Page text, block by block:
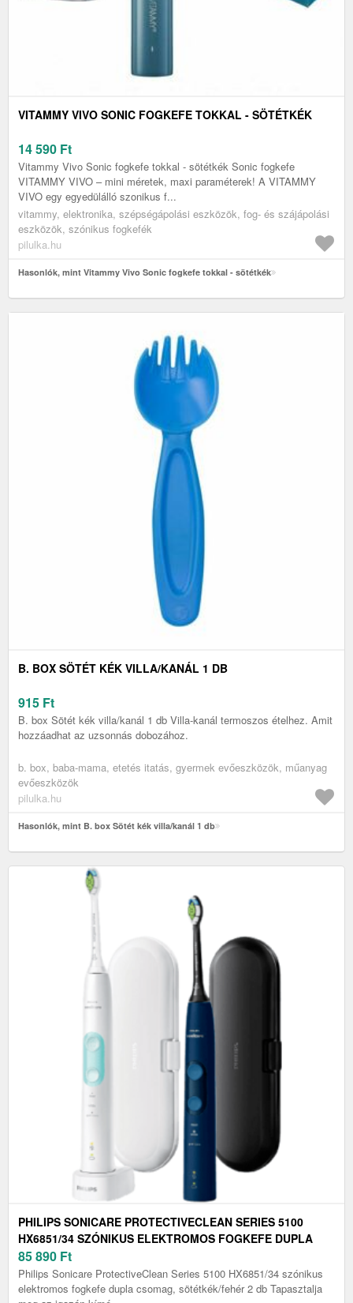
VITAMMY VIVO SONIC FOGKEFE TOKKAL - SÖTÉTKÉK
14 590 Ft
Vitammy Vivo Sonic fogkefe tokkal - sötétkék Sonic fogkefe
VITAMMY VIVO – mini méretek, maxi paraméterek! A VITAMMY
VIVO egy egyedülálló szonikus f...
vitammy, elektronika, szépségápolási eszközök, fog- és szájápolási
eszközök, szónikus fogkefék
pilulka.hu
Hasonlók, mint Vitammy Vivo Sonic fogkefe tokkal - sötétkék
B. BOX SÖTÉT KÉK VILLA/KANÁL 1 DB
915 Ft
B. box Sötét kék villa/kanál 1 db Villa-kanál termoszos ételhez. Amit
hozzáadhat az uzsonnás dobozához.
b. box, baba-mama, etetés itatás, gyermek evőeszközök, műanyag
evőeszközök
pilulka.hu
Hasonlók, mint B. box Sötét kék villa/kanál 1 db
PHILIPS SONICARE PROTECTIVECLEAN SERIES 5100
HX6851/34 SZÓNIKUS ELEKTROMOS FOGKEFE DUPLA
CSOMAG, SÖTÉTKÉK/FEHÉR 2 DB
85 890 Ft
Philips Sonicare ProtectiveClean Series 5100 HX6851/34 szónikus
elektromos fogkefe dupla csomag, sötétkék/fehér 2 db Tapasztalja